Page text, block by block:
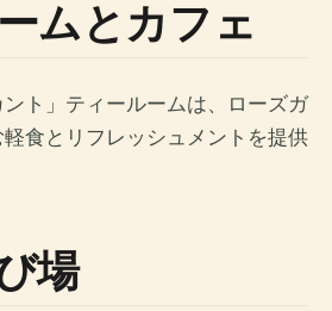
ムとカフェ
ント」ティールームは、ローズガ
食とリフレッシュメントを提供
場